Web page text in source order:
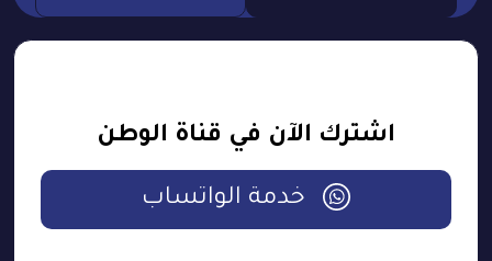
اشترك الآن في قناة الوطن
خدمة الواتساب